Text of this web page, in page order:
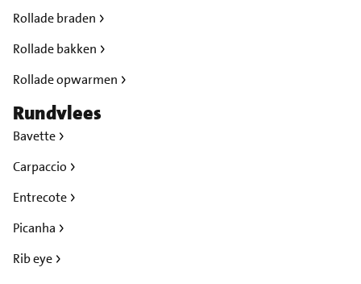
Rollade braden
Rollade bakken
Rollade opwarmen
Rundvlees
Bavette
Carpaccio
Entrecote
Picanha
Rib eye